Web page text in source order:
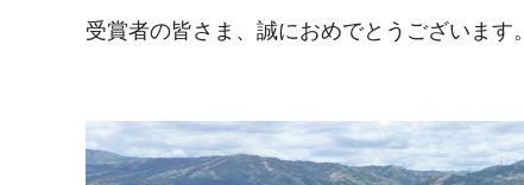
受賞者の皆さま、誠におめでとうございます。